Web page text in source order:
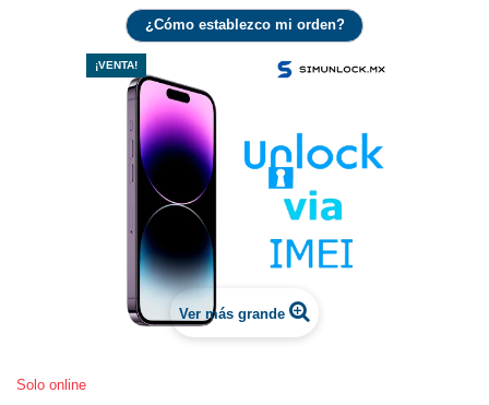
¿Cómo establezco mi orden?
¡VENTA!
Ver más grande
Solo online